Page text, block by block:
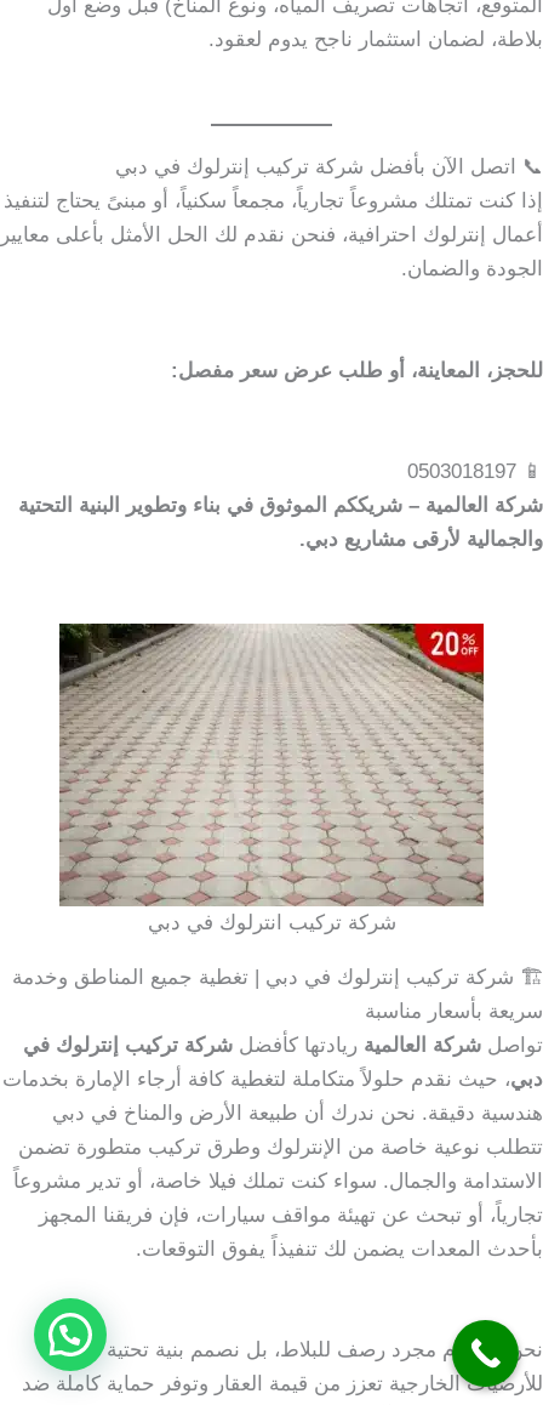
المتوقع، اتجاهات تصريف المياه، ونوع المناخ) قبل وضع أول
بلاطة، لضمان استثمار ناجح يدوم لعقود.
📞 اتصل الآن بأفضل شركة تركيب إنترلوك في دبي
إذا كنت تمتلك مشروعاً تجارياً، مجمعاً سكنياً، أو مبنىً يحتاج لتنفيذ
أعمال إنترلوك احترافية، فنحن نقدم لك الحل الأمثل بأعلى معايير
الجودة والضمان.
للحجز، المعاينة، أو طلب عرض سعر مفصل:
📱 0503018197
شركة العالمية – شريككم الموثوق في بناء وتطوير البنية التحتية
والجمالية لأرقى مشاريع دبي.
شركة تركيب انترلوك في دبي
🏗️ شركة تركيب إنترلوك في دبي | تغطية جميع المناطق وخدمة
سريعة بأسعار مناسبة
تواصل شركة العالمية ريادتها كأفضل شركة تركيب إنترلوك في
دبي، حيث نقدم حلولاً متكاملة لتغطية كافة أرجاء الإمارة بخدمات
هندسية دقيقة. نحن ندرك أن طبيعة الأرض والمناخ في دبي
تتطلب نوعية خاصة من الإنترلوك وطرق تركيب متطورة تضمن
الاستدامة والجمال. سواء كنت تملك فيلا خاصة، أو تدير مشروعاً
تجارياً، أو تبحث عن تهيئة مواقف سيارات، فإن فريقنا المجهز
بأحدث المعدات يضمن لك تنفيذاً يفوق التوقعات.
نحن لا نقدم مجرد رصف للبلاط، بل نصمم بنية تحتية قوية
للأرضيات الخارجية تعزز من قيمة العقار وتوفر حماية كاملة ضد